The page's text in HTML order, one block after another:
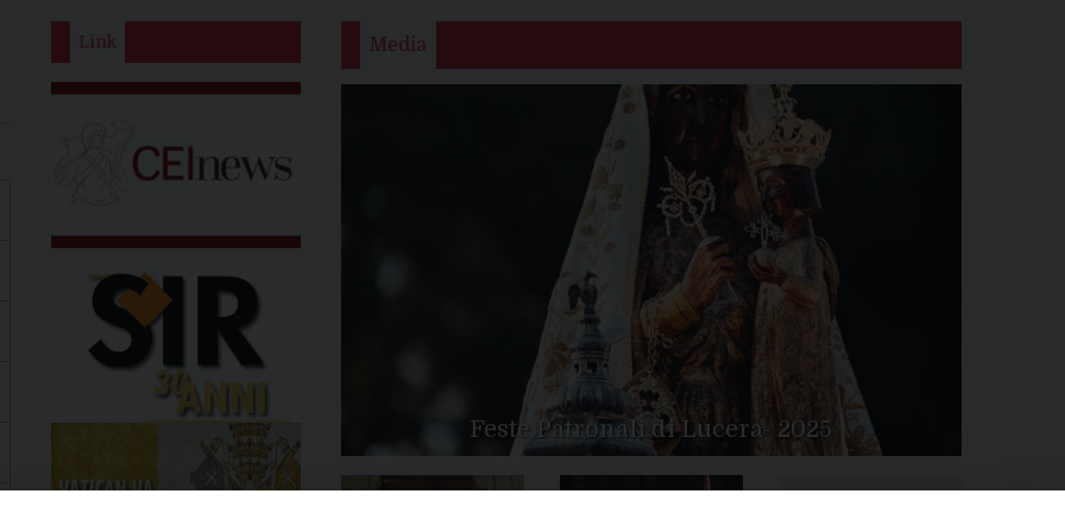
Link Media
Feste Patronali di Lucera- 2025